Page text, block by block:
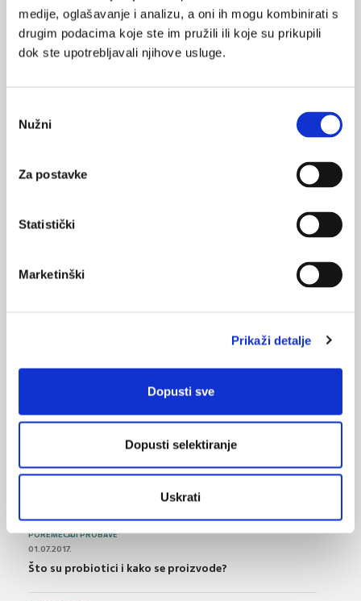
medije, oglašavanje i analizu, a oni ih mogu kombinirati s
drugim podacima koje ste im pružili ili koje su prikupili
dok ste upotrebljavali njihove usluge.
pristanka
Nužni
Za postavke
Statistički
Marketinški
Prikaži detalje
Dopusti sve
Dopusti selektiranje
Uskrati
28.01.2024.
EU projekt izobrazbe za rad u JIL-u tijekom
pandemije COVID-19 (C19-SPACE)
Značenje bolesti COVID-19 za sigurnost i zdravlje na
radu
Zamor kod stručnjaka u području tretmana ovisnosti
100 godina shizofrenija, razvoj nozološkog entiteta
i psihopatologije
>
BOL
Nesteroidni antireumatici i gastrointestinalna
POREMEĆAJI PROBAVE
01.07.2017.
Što su probiotici i kako se proizvode?